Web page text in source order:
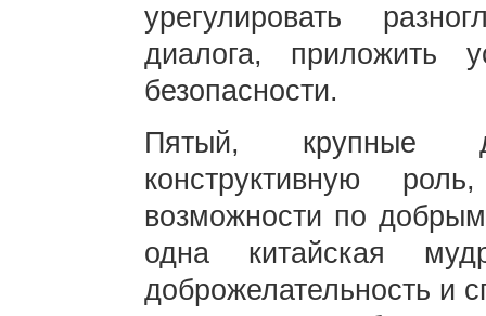
урегулировать
диалога, приложить
безопасности.
Пятый, крупные
конструктивную
возможности по
одна китайская
доброжелательность и